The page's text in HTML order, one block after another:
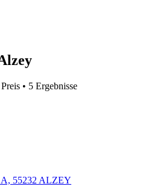
• 5 Ergebnisse
55232 ALZEY